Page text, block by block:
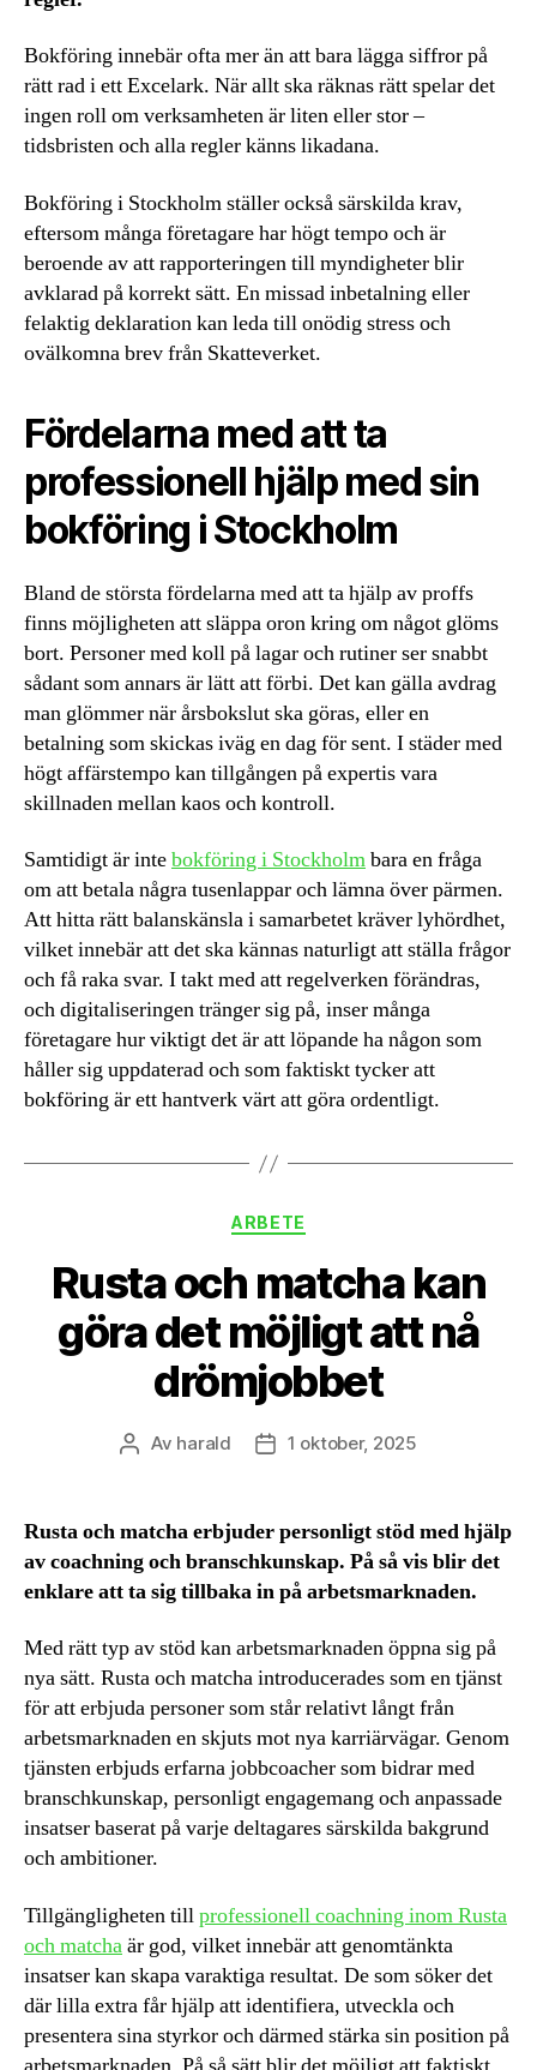
Bokföring innebär ofta mer än att bara lägga siffror på
rätt rad i ett Excelark. När allt ska räknas rätt spelar det
ingen roll om verksamheten är liten eller stor –
tidsbristen och alla regler känns likadana.
Bokföring i Stockholm ställer också särskilda krav,
eftersom många företagare har högt tempo och är
beroende av att rapporteringen till myndigheter blir
avklarad på korrekt sätt. En missad inbetalning eller
felaktig deklaration kan leda till onödig stress och
ovälkomna brev från Skatteverket.
Fördelarna med att ta
professionell hjälp med sin
bokföring i Stockholm
Bland de största fördelarna med att ta hjälp av proffs
finns möjligheten att släppa oron kring om något glöms
bort. Personer med koll på lagar och rutiner ser snabbt
sådant som annars är lätt att förbi. Det kan gälla avdrag
man glömmer när årsbokslut ska göras, eller en
betalning som skickas iväg en dag för sent. I städer med
högt affärstempo kan tillgången på expertis vara
skillnaden mellan kaos och kontroll.
Samtidigt är intebokföring i Stockholmbara en fråga
om att betala några tusenlappar och lämna över pärmen.
Att hitta rätt balanskänsla i samarbetet kräver lyhördhet,
vilket innebär att det ska kännas naturligt att ställa frågor
och få raka svar. I takt med att regelverken förändras,
och digitaliseringen tränger sig på, inser många
företagare hur viktigt det är att löpande ha någon som
håller sig uppdaterad och som faktiskt tycker att
bokföring är ett hantverk värt att göra ordentligt.
Kategorier
ARBETE
Rusta och matcha kan
göra det möjligt att nå
drömjobbet
Inläggsförfattare
Av harald Inläggsdatum
1 oktober, 2025
Rusta och matcha erbjuder personligt stöd med hjälp
av coachning och branschkunskap. På så vis blir det
enklare att ta sig tillbaka in på arbetsmarknaden.
Med rätt typ av stöd kan arbetsmarknaden öppna sig på
nya sätt. Rusta och matcha introducerades som en tjänst
för att erbjuda personer som står relativt långt från
arbetsmarknaden en skjuts mot nya karriärvägar. Genom
tjänsten erbjuds erfarna jobbcoacher som bidrar med
branschkunskap, personligt engagemang och anpassade
insatser baserat på varje deltagares särskilda bakgrund
och ambitioner.
Tillgängligheten tillprofessionell coachning inom Rusta
och matchaär god, vilket innebär att genomtänkta
insatser kan skapa varaktiga resultat. De som söker det
där lilla extra får hjälp att identifiera, utveckla och
presentera sina styrkor och därmed stärka sin position på